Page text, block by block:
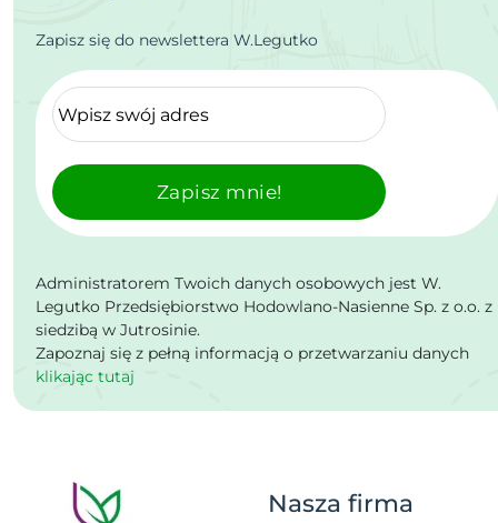
Zapisz się do newslettera W.Legutko
Zapisz mnie!
Administratorem Twoich danych osobowych jest W.
Legutko Przedsiębiorstwo Hodowlano-Nasienne Sp. z o.o. z
siedzibą w Jutrosinie.
Zapoznaj się z pełną informacją o przetwarzaniu danych
klikając tutaj
Nasza firma